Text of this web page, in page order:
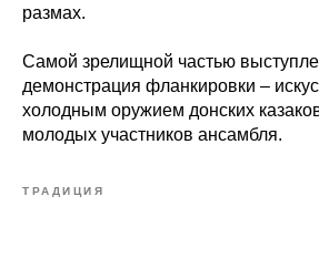
размах.
Самой зрелищной частью
демонстрация фланкировки –
холодным оружием донских
молодых участников ансамбля.
ТРАДИЦИЯ